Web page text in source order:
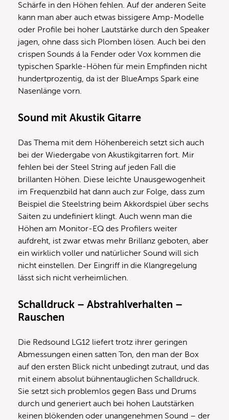
Schärfe in den Höhen fehlen. Auf der anderen Seite
kann man aber auch etwas bissigere Amp-Modelle
oder Profile bei hoher Lautstärke durch den Speaker
jagen, ohne dass sich Plomben lösen. Auch bei den
crispen Sounds á la Fender oder Vox kommen die
typischen Sparkle-Höhen für mein Empfinden nicht
hundertprozentig, da ist der BlueAmps Spark eine
Nasenlänge vorn.
Sound mit Akustik Gitarre
Das Thema mit dem Höhenbereich setzt sich auch
bei der Wiedergabe von Akustikgitarren fort. Mir
fehlen bei der Steel String auf jeden Fall die
brillanten Höhen. Diese leichte Unausgewogenheit
im Frequenzbild hat dann auch zur Folge, dass zum
Beispiel die Steelstring beim Akkordspiel über sechs
Saiten zu undefiniert klingt. Auch wenn man die
Höhen am Monitor-EQ des Profilers weiter
aufdreht, ist zwar etwas mehr Brillanz geboten, aber
ein wirklich voller und natürlicher Sound will sich
nicht einstellen. Der Eingriff in die Klangregelung
lässt sich nicht verheimlichen.
Schalldruck – Abstrahlverhalten –
Rauschen
Die Redsound LG12 liefert trotz ihrer geringen
Abmessungen einen satten Ton, den man der Box
auf den ersten Blick nicht unbedingt zutraut, und das
mit einem absolut bühnentauglichen Schalldruck.
Sie setzt sich problemlos gegen Bass und Drums
durch und generiert auch bei hohen Lautstärken
keinen blökenden oder unangenehmen Sound – der